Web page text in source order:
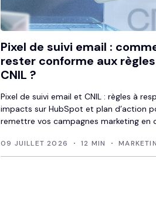
Pixel de suivi email :
rester conforme aux
CNIL ?
Pixel de suivi email et CNIL : règles à
impacts sur HubSpot et plan d’action
remettre vos campagnes marketing en
09 JUILLET 2026 12 MIN